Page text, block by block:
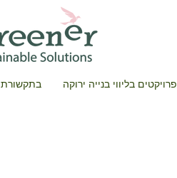
פרויקטים בליווי בנייה ירוקה בתקשורת